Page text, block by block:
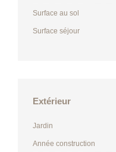
Surface au sol
Surface séjour
Extérieur
Jardin
Année construction